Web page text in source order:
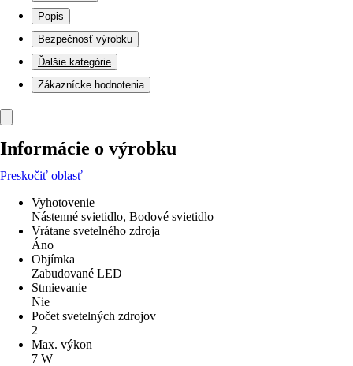
Popis
Bezpečnosť výrobku
Ďalšie kategórie
Zákaznícke hodnotenia
Informácie o výrobku
Preskočiť oblasť
Vyhotovenie
Nástenné svietidlo, Bodové svietidlo
Vrátane svetelného zdroja
Áno
Objímka
Zabudované LED
Stmievanie
Nie
Počet svetelných zdrojov
2
Max. výkon
7 W